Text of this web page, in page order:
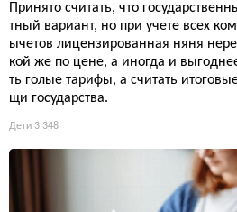
Принято считать, что
тный вариант, но при учете всех
ычетов лицензированная няня
кой же по цене, а иногда и
ть голые тарифы, а считать
щи государства.
Дети 3 348